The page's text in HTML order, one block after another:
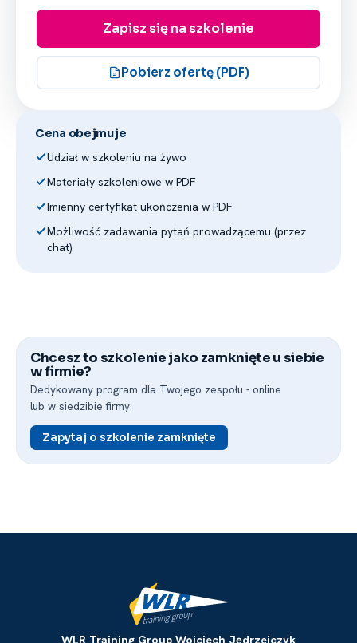
Okręgowa Izba Radców Prawnych
w Warszawie, fundacje, stowarzyszenia,
spółki prawa handlowego) z zakresu
problematyki administracyjnej i cywilnej,
zwłaszcza w kontekście leśnictwa.
Federacji Branżowych Związków
Producentów Rolnych (od 2016 r.),
czynnie uczestniczący w pracach
Europejskiej oraz Grupie Copa Cogeca.
Zapisz się na szkolenie
Pobierz ofertę (PDF)
Cena obejmuje
Udział w szkoleniu na żywo
Materiały szkoleniowe w PDF
Imienny certyfikat ukończenia w PDF
Możliwość zadawania pytań prowadzącemu (przez
chat)
Chcesz to szkolenie jako zamknięte u siebie
w firmie?
Dedykowany program dla Twojego zespołu -⁠ online
lub w siedzibie firmy.
Zapytaj o szkolenie zamknięte
WLR Training Group Wojciech Jędrzejczyk